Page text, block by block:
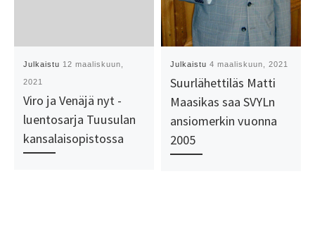
Julkaistu 12 maaliskuun,
2021
Viro ja Venäjä nyt -
luentosarja Tuusulan
kansalaisopistossa
Julkaistu4 maaliskuun, 2021
Suurlähettiläs Matti
Maasikas saa SVYLn
ansiomerkin vuonna
2005